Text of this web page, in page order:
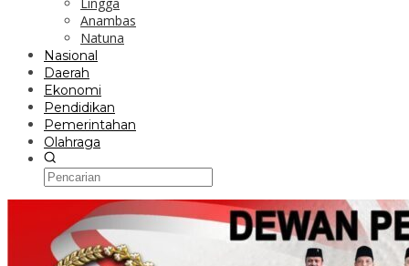
Anambas
Natuna
Nasional
Daerah
Ekonomi
Pendidikan
Pemerintahan
Olahraga